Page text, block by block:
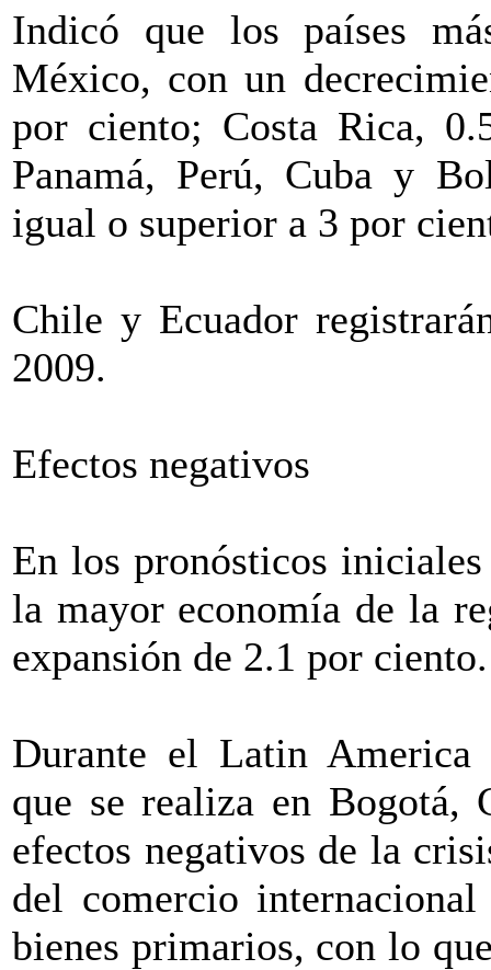
Indicó que los países
México, con un
por ciento; Costa Rica,
Panamá, Perú, Cuba y
igual o superior a 3 por
Chile y Ecuador
2009.
Efectos negativos
En los pronósticos
la mayor economía de la
expansión de 2.1 por ciento.
Durante el Latin America
que se realiza en Bogotá,
efectos negativos de la
del comercio
bienes primarios, con lo